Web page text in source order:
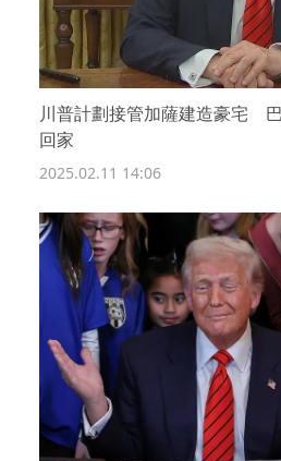
川普計劃接管加薩建造豪宅 巴
回家
2025.02.11 14:06